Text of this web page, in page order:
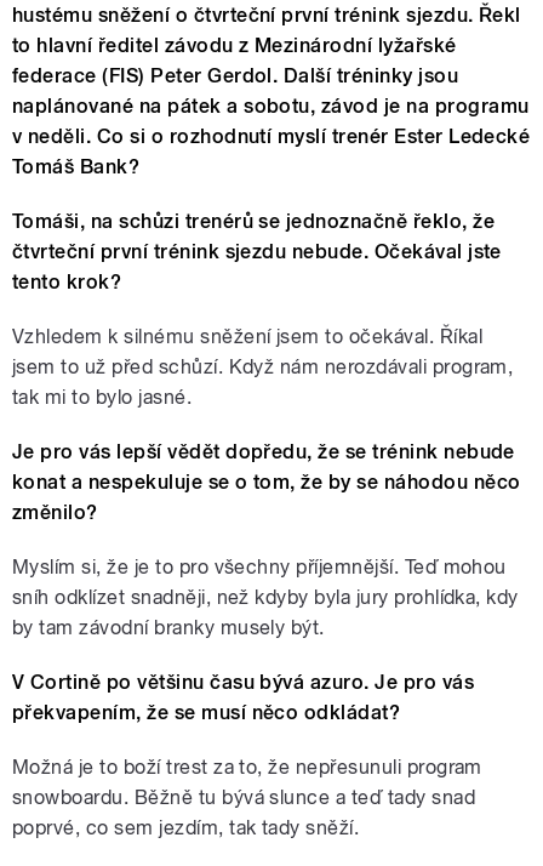
hustému sněžení o čtvrteční první trénink sjezdu. Řekl
to hlavní ředitel závodu z Mezinárodní lyžařské
federace (FIS) Peter Gerdol. Další tréninky jsou
naplánované na pátek a sobotu, závod je na programu
v neděli. Co si o rozhodnutí myslí trenér Ester Ledecké
Tomáš Bank?
Tomáši, na schůzi trenérů se jednoznačně řeklo, že
čtvrteční první trénink sjezdu nebude. Očekával jste
tento krok?
Vzhledem k silnému sněžení jsem to očekával. Říkal
jsem to už před schůzí. Když nám nerozdávali program,
tak mi to bylo jasné.
Je pro vás lepší vědět dopředu, že se trénink nebude
konat a nespekuluje se o tom, že by se náhodou něco
změnilo?
Myslím si, že je to pro všechny příjemnější. Teď mohou
sníh odklízet snadněji, než kdyby byla jury prohlídka, kdy
by tam závodní branky musely být.
V Cortině po většinu času bývá azuro. Je pro vás
překvapením, že se musí něco odkládat?
Možná je to boží trest za to, že nepřesunuli program
snowboardu. Běžně tu bývá slunce a teď tady snad
poprvé, co sem jezdím, tak tady sněží.